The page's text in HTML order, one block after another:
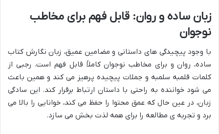
زبان ساده و روان: قابل فهم برای مخاطب
نوجوان
با وجود پیچیدگی های داستانی و مضامین عمیق، زبان نگارش کتاب
ساده، روان و برای مخاطب نوجوان کاملاً قابل فهم است. رجبی از
کلمات قلمبه سلمبه و جملات پیچیده پرهیز می کند و همین باعث
می شود خواننده به راحتی با داستان ارتباط برقرار کند. این سادگی
زبان، در عین حال که عمق محتوا را حفظ می کند، خوانایی را بالا می
برد و تجربه ی مطالعه را برای همه لذت بخش می سازد.